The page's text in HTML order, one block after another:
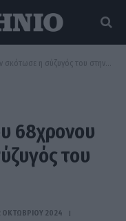
η σύζυγός του στην Κέρκυρα
68χρονου
του
ΟΚΤΩΒΡΊΟΥ 2024